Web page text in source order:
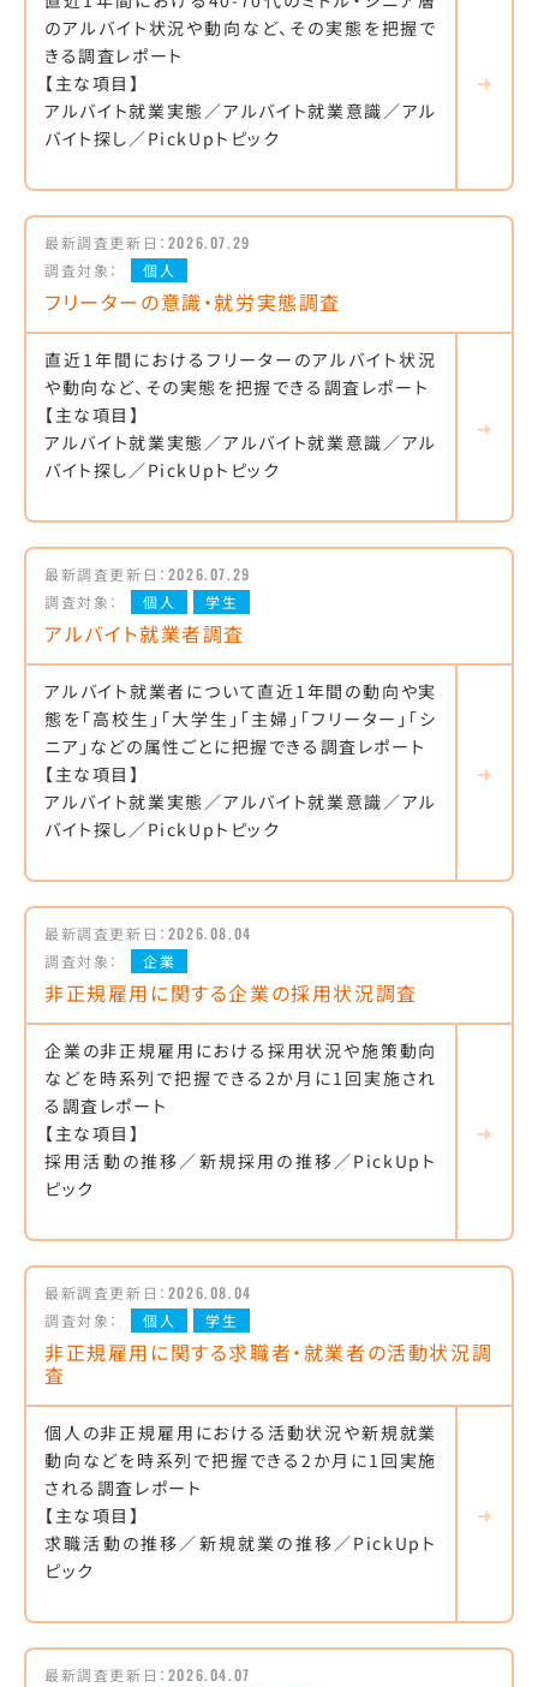
のアルバイト状況や動向など、その実態を把握で
きる調査レポート
【主な項目】
アルバイト就業実態／アルバイト就業意識／アル
バイト探し／PickUpトピック
最新調査更新日： 2026.07.29
調査対象：
個人
フリーターの意識・就労実態調査
直近1年間におけるフリーターのアルバイト状況
や動向など、その実態を把握できる調査レポート
【主な項目】
アルバイト就業実態／アルバイト就業意識／アル
バイト探し／PickUpトピック
最新調査更新日： 2026.07.29
調査対象：
個人 学生
アルバイト就業者調査
アルバイト就業者について直近1年間の動向や実
態を「高校生」「大学生」「主婦」「フリーター」「シ
ニア」などの属性ごとに把握できる調査レポート
【主な項目】
アルバイト就業実態／アルバイト就業意識／アル
バイト探し／PickUpトピック
最新調査更新日： 2026.08.04
調査対象：
企業
非正規雇用に関する企業の採用状況調査
企業の非正規雇用における採用状況や施策動向
などを時系列で把握できる2か月に1回実施され
る調査レポート
【主な項目】
採用活動の推移／新規採用の推移／PickUpト
ピック
最新調査更新日： 2026.08.04
調査対象：
個人 学生
非正規雇用に関する求職者・就業者の活動状況調
査
個人の非正規雇用における活動状況や新規就業
動向などを時系列で把握できる2か月に1回実施
される調査レポート
【主な項目】
求職活動の推移／新規就業の推移／PickUpト
ピック
最新調査更新日： 2026.04.07